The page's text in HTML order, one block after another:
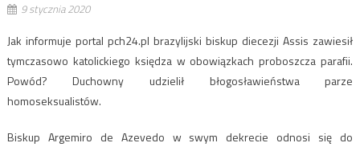
9 stycznia 2020
Jak informuje portal pch24.pl brazylijski biskup diecezji Assis zawiesił
tymczasowo katolickiego księdza w obowiązkach proboszcza parafii.
Powód? Duchowny udzielił błogosławieństwa parze
homoseksualistów.
Biskup Argemiro de Azevedo w swym dekrecie odnosi się do